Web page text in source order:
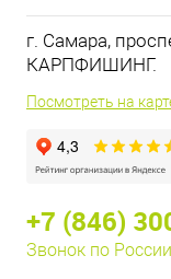
г. Самара,
КАРПФИШИНГ.
Посмотреть на
+7 (846)
Звонок по